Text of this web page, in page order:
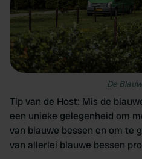
De
Tip van de Host: Mis de
een unieke gelegenheid om
van blauwe bessen en om te
van allerlei blauwe bessen